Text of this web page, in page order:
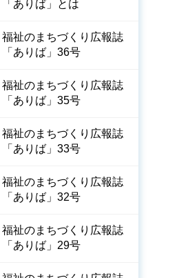
「ありば」とは
福祉のまちづくり広報誌
「ありば」36号
福祉のまちづくり広報誌
「ありば」35号
福祉のまちづくり広報誌
「ありば」33号
福祉のまちづくり広報誌
「ありば」32号
福祉のまちづくり広報誌
「ありば」29号